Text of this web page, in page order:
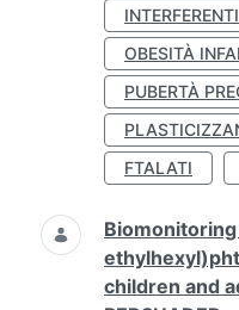
OBESITÀ
PUBERTÀ
FTALATI
children and